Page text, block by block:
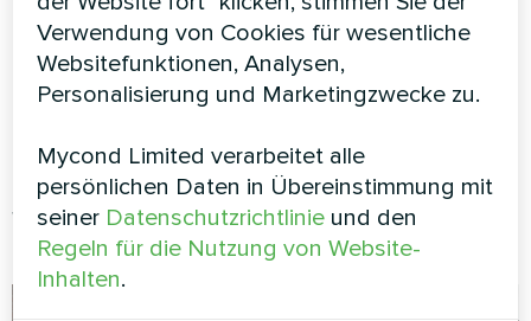
moderne Interieurs
einen grundlegend neuen Ansatz für Design und
Funktionalität von Boden-Fancoils. Hier die
wichtigsten Merkmale, die diese Geräte zur
idealen Wahl für moderne Wohnungen machen:
Verwendung von Cookies für wesentliche
Websitefunktionen, Analysen,
Personalisierung und Marketingzwecke zu.
Mycond Limited verarbeitet alle
persönlichen Daten in Übereinstimmung mit
seiner Datenschutzrichtlinie und den
Regeln für die Nutzung von Website-
Inhalten.